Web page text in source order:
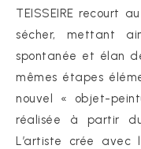
TEISSEIRE recourt
sécher, mettant
spontanée et élan
mêmes étapes
nouvel « objet-
réalisée à partir
L’artiste crée